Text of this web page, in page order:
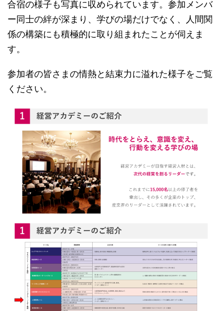
合宿の様子も写真に収められています。参加メンバ
ー同士の絆が深まり、学びの場だけでなく、人間関
係の構築にも積極的に取り組まれたことが伺えま
す。
参加者の皆さまの情熱と結束力に溢れた様子をご覧
ください。